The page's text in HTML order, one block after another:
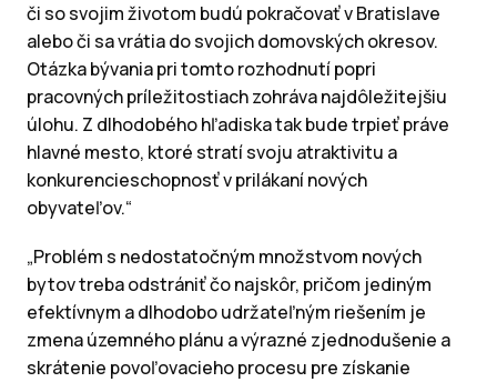
či so svojim životom budú pokračovať v Bratislave
alebo či sa vrátia do svojich domovských okresov.
Otázka bývania pri tomto rozhodnutí popri
pracovných príležitostiach zohráva najdôležitejšiu
úlohu. Z dlhodobého hľadiska tak bude trpieť práve
hlavné mesto, ktoré stratí svoju atraktivitu a
konkurencieschopnosť v prilákaní nových
obyvateľov.“
„Problém s nedostatočným množstvom nových
bytov treba odstrániť čo najskôr, pričom jediným
efektívnym a dlhodobo udržateľným riešením je
zmena územného plánu a výrazné zjednodušenie a
skrátenie povoľovacieho procesu pre získanie